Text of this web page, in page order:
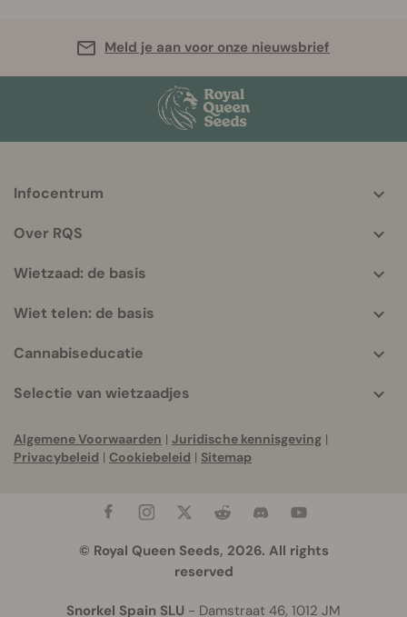
Meld je aan voor onze nieuwsbrief
info
Infocentrum
Over RQS
Wietzaad: de basis
Wiet telen: de basis
Cannabiseducatie
Selectie van wietzaadjes
Algemene Voorwaarden | Juridische kennisgeving |
Privacybeleid | Cookiebeleid | Sitemap
© Royal Queen Seeds, 2026. All rights
reserved
Snorkel Spain SLU - Damstraat 46, 1012 JM